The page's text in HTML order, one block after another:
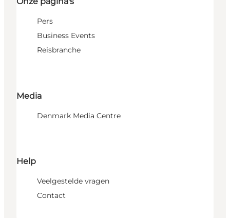
Pers
Business Events
Reisbranche
Media
Denmark Media Centre
Help
Veelgestelde vragen
Contact